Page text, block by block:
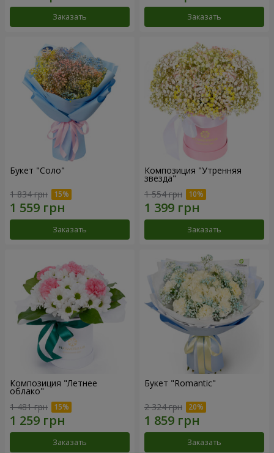
Заказать Заказать
Букет "Соло"
1 834 грн
Заказать
Композиция "Утренняя
звезда"
1 554 грн
Заказать
Композиция "Летнее
облако"
1 481 грн
Заказать
Букет "Romantic"
2 324 грн
Заказать